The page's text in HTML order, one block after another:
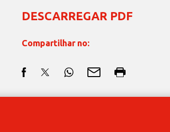
DESCARREGAR PDF
Compartilhar no: